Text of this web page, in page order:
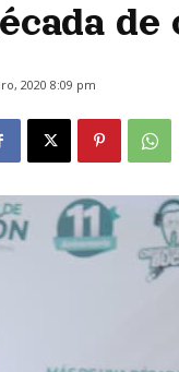
de
2020 8:09 pm